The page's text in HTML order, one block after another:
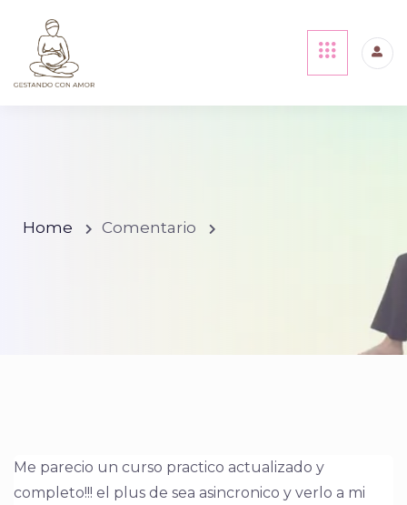
Home Comentario
Me parecio un curso practico actualizado y
completo!!! el plus de sea asincronico y verlo a mi